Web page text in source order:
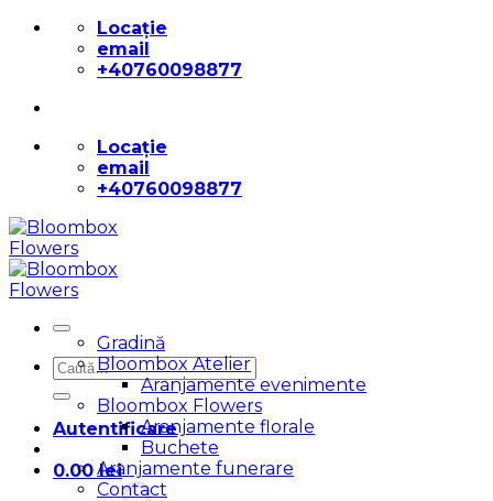
Skip
content
Locație
email
+40760098877
Locație
email
+40760098877
Caută
după:
Autentificare
0.00lei
Gradină
Bloombox Atelier
Aranjamente evenimente
Bloombox Flowers
Aranjamente florale
Buchete
Aranjamente funerare
Contact